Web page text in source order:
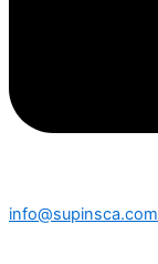
info@supinsca.com